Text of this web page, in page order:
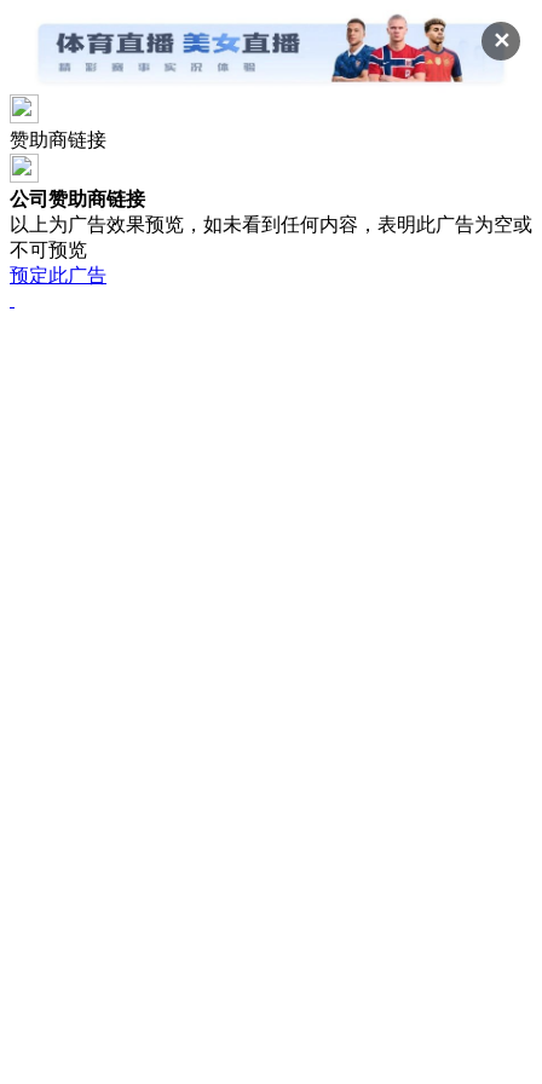
✕
赞助商链接
公司赞助商链接
以上为广告效果预览，如未看到任何内容，表明此广告为空或
不可预览
预定此广告